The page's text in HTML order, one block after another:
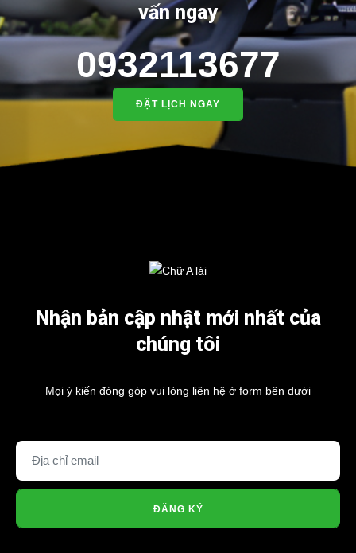
vấn ngay
0932113677
ĐẶT LỊCH NGAY
Nhận bản cập nhật mới nhất của
chúng tôi
Mọi ý kiến đóng góp vui lòng liên hệ ở form bên dưới
ĐĂNG KÝ